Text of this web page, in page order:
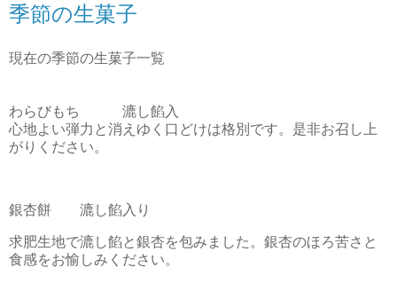
季節の生菓子
現在の季節の生菓子一覧
わらびもち 漉し餡入
心地よい弾力と消えゆく口どけは格別です。是非お召し上
がりください。
銀杏餅 漉し餡入り
求肥生地で漉し餡と銀杏を包みました。銀杏のほろ苦さと
食感をお愉しみください。